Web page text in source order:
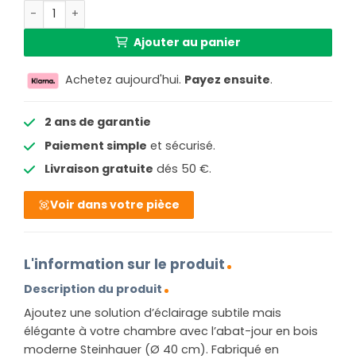
quantité de Abat-jour moderne en bois Steinhauer
Ajouter au panier
Achetez aujourd'hui. Payez ensuite.
2 ans de garantie
Paiement simple et sécurisé.
Livraison gratuite dés 50 €.
Voir dans votre pièce
L'information sur le produit
Description du produit
Ajoutez une solution d’éclairage subtile mais
élégante à votre chambre avec l’abat-jour en bois
moderne Steinhauer (Ø 40 cm). Fabriqué en